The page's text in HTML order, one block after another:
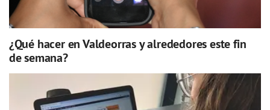
¿Qué hacer en Valdeorras y alrededores este fin
de semana?